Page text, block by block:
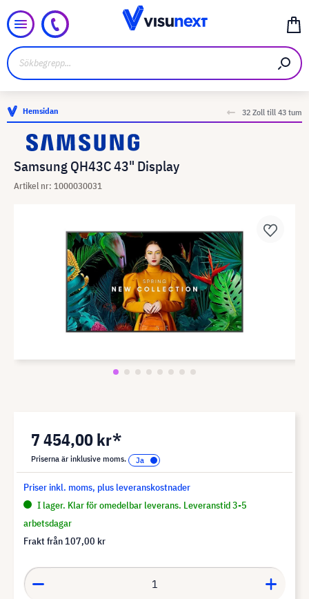
Hemsidan 32 Zoll till 43 tum
Samsung QH43C 43" Display
Artikel nr: 1000030031
7 454,00 kr*
Priserna är inklusive moms.
Priser inkl. moms, plus leveranskostnader
I lager. Klar för omedelbar leverans. Leveranstid 3-5
arbetsdagar
Frakt från 107,00 kr